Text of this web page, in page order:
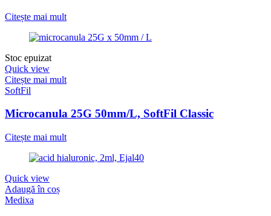
Citește mai mult
Stoc epuizat
Quick view
Citește mai mult
SoftFil
Microcanula 25G 50mm/L, SoftFil Classic
Citește mai mult
Quick view
Adaugă în coș
Medixa